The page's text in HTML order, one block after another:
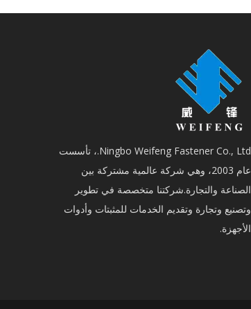
Ningbo Weifeng Fastener Co., Ltd.، تأسست
عام 2003، وهي شركة عالمية مشتركة بين
الصناعة والتجارة.شركتنا متخصصة في تطوير
وتصنيع وتجارة وتقديم الخدمات للمثبتات وأدوات
الأجهزة.